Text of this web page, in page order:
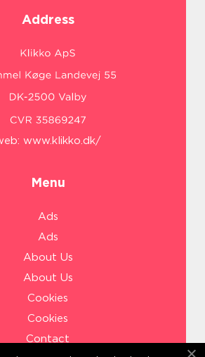
Address
www.klikko.dk/
Menu
Ads
Ads
About Us
About Us
Cookies
Cookies
Contact